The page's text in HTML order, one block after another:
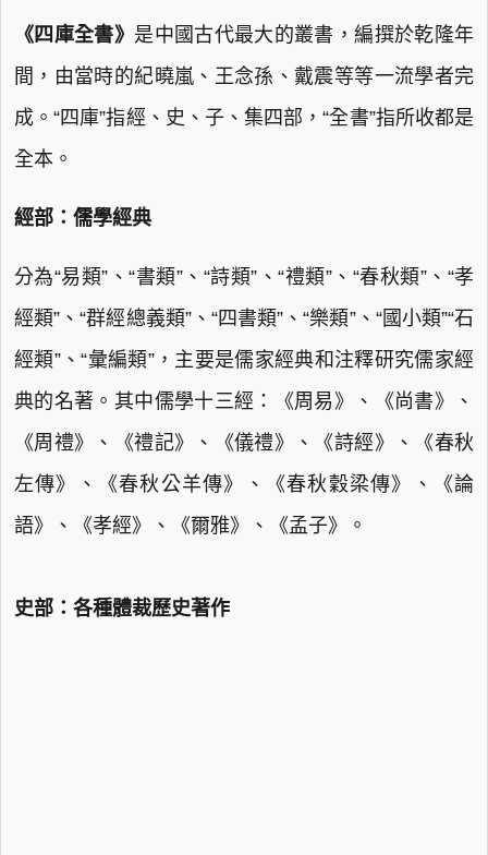
《四庫全書》 是中國古代最大的叢書，編撰於乾隆年
間，由當時的紀曉嵐、王念孫、戴震等等一流學者完
成。“四庫”指經、史、子、集四部，“全書”指所收都是
全本。
經部：儒學經典
分為“易類”、“書類”、“詩類”、“禮類”、“春秋類”、“孝
經類”、“群經總義類”、“四書類”、“樂類”、“國小類”“石
經類”、“彙編類”，主要是儒家經典和注釋研究儒家經
典的名著。其中儒學十三經：《周易》、《尚書》、
《周禮》、《禮記》、《儀禮》、《詩經》、《春秋
左傳》、《春秋公羊傳》、《春秋穀梁傳》、《論
語》、《孝經》、《爾雅》、《孟子》。
史部：各種體裁歷史著作